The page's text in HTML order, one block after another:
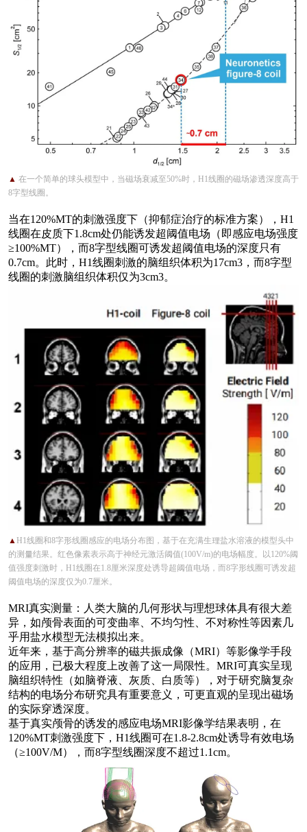
▲ 在一个简单的球头模型中，当磁场衰减至50%时，H1线圈的磁场渗透深度高于
8字型线圈。
当在120%MT的刺激强度下 （抑郁症治疗的标准方案） ， H1
线圈在皮质下1.8cm处仍能诱发超阈值电场 （即感应电场强度
≥100%MT）
，而8字型线圈可诱发超阈值电场的深度只有
0.7cm。 此时， H1线圈刺激的脑组织体积为17cm3，而8字型
线圈的刺激脑组织体积仅为3cm3。
▲ H1线圈和8字形线圈感应的电场分布图，基于在充满生理盐水溶液的模型头中
的测量结果。红色像素表示高于神经元激活阈值(100V/m)的电场幅度。以120%阈
值强度刺激时，H1线圈在1.8厘米深度处诱导超阈值电场，而8字形线圈可诱发超
阈值电场的深度仅为0.7厘米。
MRI真实测量： 人类大脑的几何形状与理想球体具有很大差
异，如颅骨表面的可变曲率、不均匀性、不对称性等因素几
乎用盐水模型无法模拟出来。
近年来，基于高分辨率的磁共振成像 （MRI） 等影像学手段
的应用，已极大程度上改善了这一局限性。 MRI可真实呈现
脑组织特性 （如脑脊液、灰质、白质等）
，对于研究脑复杂
结构的电场分布研究具有重要意义，可更直观的呈现出磁场
的实际穿透深度。
基于真实颅骨的诱发的感应电场MRI影像学结果表明，在
120%MT刺激强度下，H1线圈可在1.8-2.8cm处诱导有效电场
（≥100V/M） ，而8字型线圈深度不超过1.1cm。